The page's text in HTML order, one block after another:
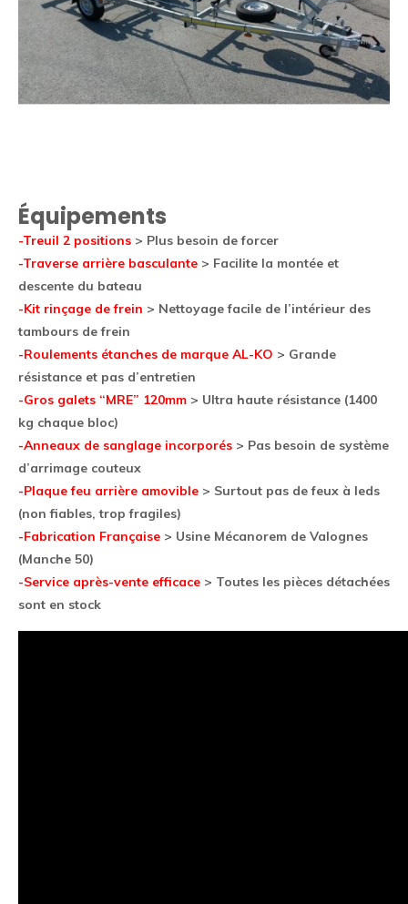
Équipements
-Treuil 2 positions > Plus besoin de forcer
-Traverse arrière basculante > Facilite la montée et
descente du bateau
-Kit rinçage de frein > Nettoyage facile de l’intérieur des
tambours de frein
-Roulements étanches de marque AL-KO > Grande
résistance et pas d’entretien
-Gros galets “MRE” 120mm > Ultra haute résistance (1400
kg chaque bloc)
-Anneaux de sanglage incorporés > Pas besoin de système
d’arrimage couteux
-Plaque feu arrière amovible > Surtout pas de feux à leds
(non fiables, trop fragiles)
-Fabrication Française > Usine Mécanorem de Valognes
(Manche 50)
-Service après-vente efficace > Toutes les pièces détachées
sont en stock